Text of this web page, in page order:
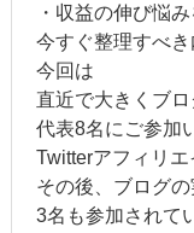
・収益の伸び悩
今すぐ整理すべ
今回は
直近で大きくブ
代表8名にご参加
Twitterアフィリエ
その後、ブログ
3名も参加されて